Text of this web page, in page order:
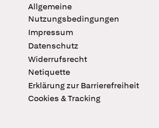
Allgemeine
Nutzungsbedingungen
Impressum
Datenschutz
Widerrufsrecht
Netiquette
Erklärung zur Barrierefreiheit
Cookies & Tracking